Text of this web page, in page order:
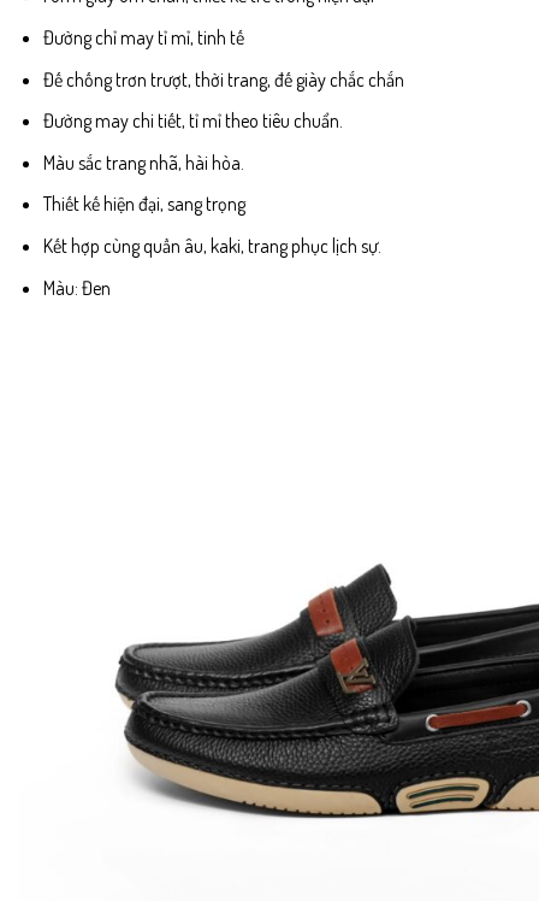
Đường chỉ may tỉ mỉ, tinh tế
Đế chống trơn trượt, thời trang, đế giày chắc chắn
Đường may chi tiết, tỉ mỉ theo tiêu chuẩn.
Màu sắc trang nhã, hài hòa.
Thiết kế hiện đại, sang trọng
Kết hợp cùng quần âu, kaki, trang phục lịch sự.
Màu: Đen